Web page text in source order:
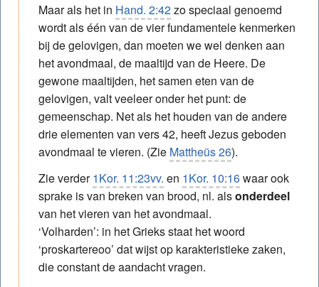
Maar als het in Hand. 2:42zo speciaal genoemd
wordt als één van de vier fundamentele kenmerken
bij de gelovigen, dan moeten we wel denken aan
het avondmaal, de maaltijd van de Heere. De
gewone maaltijden, het samen eten van de
gelovigen, valt veeleer onder het punt: de
gemeenschap. Net als het houden van de andere
drie elementen van vers 42, heeft Jezus geboden
avondmaal te vieren. (Zie Mattheüs 26).
Zie verder1Kor. 11:23vv. en 1Kor. 10:16waar ook
sprake is van breken van brood, nl. alsonderdeel
van het vieren van het avondmaal.
‘Volharden’: in het Grieks staat het woord
‘proskartereoo’ dat wijst op karakteristieke zaken,
die constant de aandacht vragen.